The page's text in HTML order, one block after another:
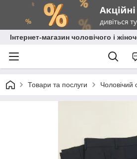
Інтернет-магазин чоловічого і
Товари та послуги Чоловічий